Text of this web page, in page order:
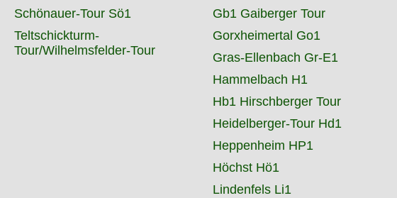
Schönauer-Tour Sö1
Teltschickturm-
Tour/Wilhelmsfelder-Tour
Gb1 Gaiberger Tour
Gorxheimertal Go1
Gras-Ellenbach Gr-E1
Hammelbach H1
Hb1 Hirschberger Tour
Heidelberger-Tour Hd1
Heppenheim HP1
Höchst Hö1
Lindenfels Li1